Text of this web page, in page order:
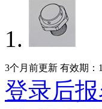
3个月前更新 有效期：
登录后报